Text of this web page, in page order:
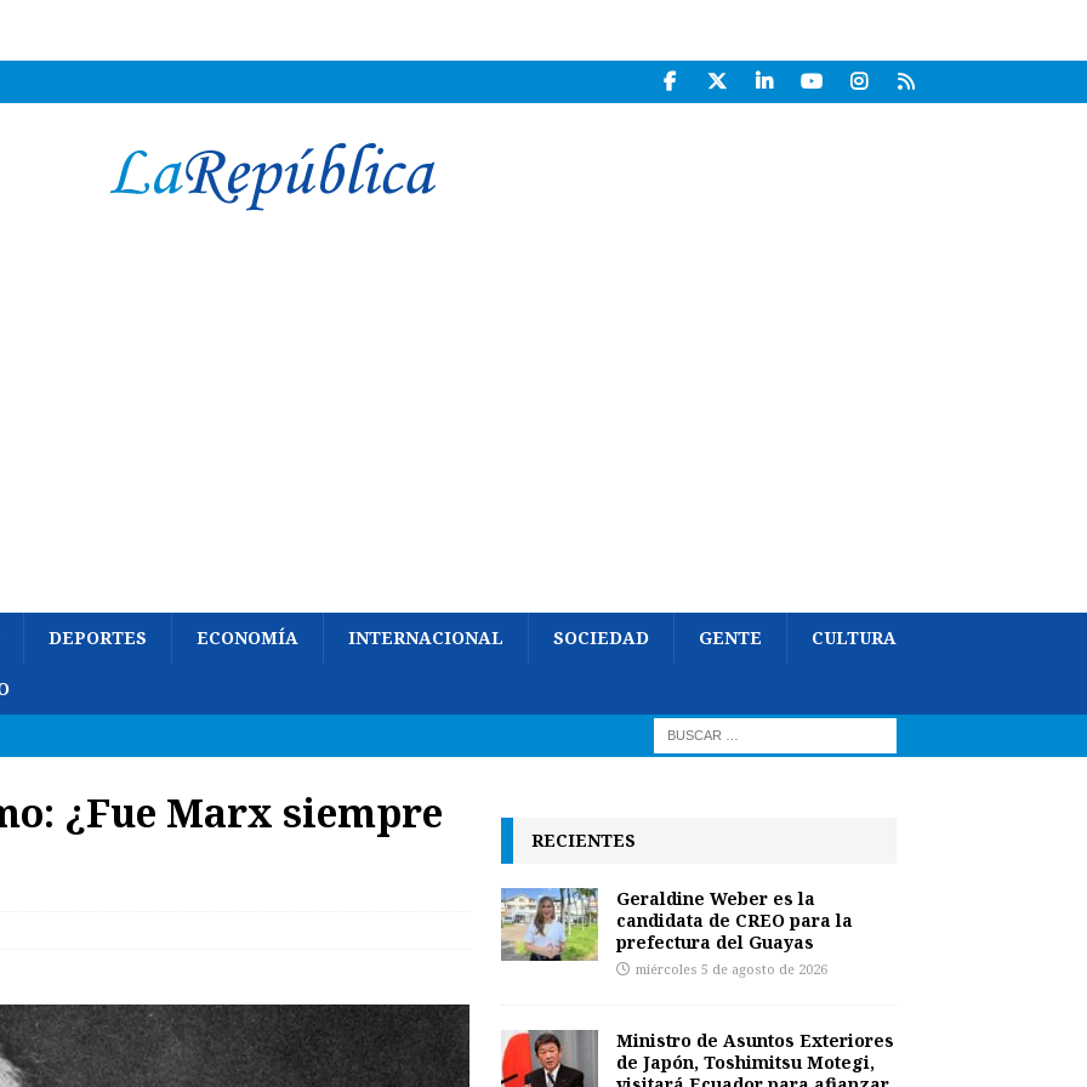
DEPORTES ECONOMÍA INTERNACIONAL SOCIEDAD GENTE CULTURA
¿Fue Marx siempre
RECIENTES
Geraldine Weber es la
candidata de CREO para la
prefectura del Guayas
miércoles 5 de agosto de 2026
Ministro de Asuntos Exteriores
de Japón, Toshimitsu Motegi,